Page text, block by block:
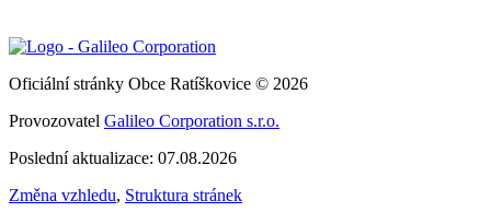
Oficiální stránky Obce Ratíškovice © 2026
Provozovatel Galileo Corporation s.r.o.
Poslední aktualizace: 07.08.2026
Změna vzhledu, Struktura stránek